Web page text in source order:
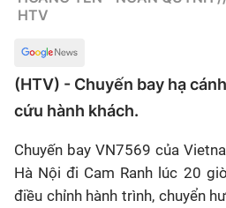
HTV
(HTV) - Chuyến bay hạ
cứu hành khách.
Chuyến bay VN7569 của
Hà Nội đi Cam Ranh lúc 20
điều chỉnh hành trình, chuyển